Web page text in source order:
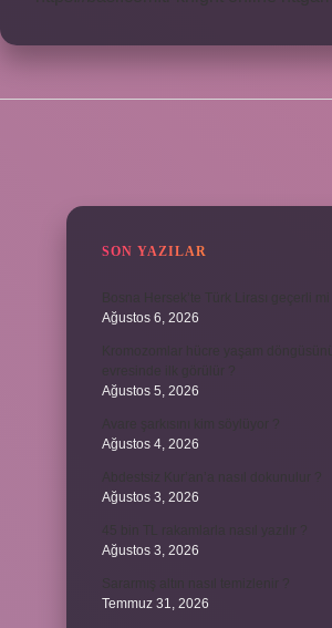
SON YAZILAR
Ağustos 6, 2026
Ağustos 5, 2026
Ağustos 4, 2026
Ağustos 3, 2026
Ağustos 3, 2026
Temmuz 31, 2026